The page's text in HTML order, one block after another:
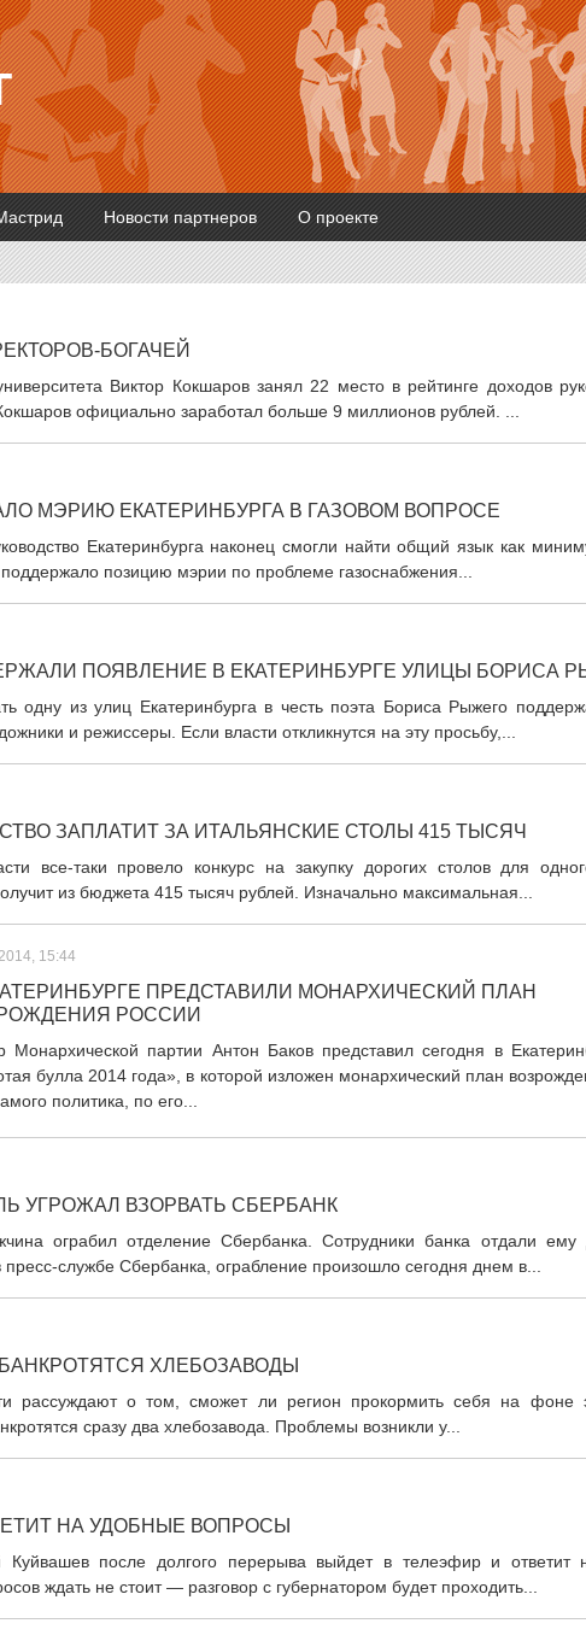
Новости партнеров О проекте
БОГАЧЕЙ
Виктор Кокшаров занял 22 место в рейтинге доходов
официально заработал больше 9 миллионов рублей. ...
МЭРИЮ ЕКАТЕРИНБУРГА В ГАЗОВОМ ВОПРОСЕ
Екатеринбурга наконец смогли найти общий язык как
позицию мэрии по проблеме газоснабжения...
ПОЯВЛЕНИЕ В ЕКАТЕРИНБУРГЕ УЛИЦЫ БОРИСА
одну из улиц Екатеринбурга в честь поэта Бориса Рыжего
и режиссеры. Если власти откликнутся на эту просьбу,...
ЗАПЛАТИТ ЗА ИТАЛЬЯНСКИЕ СТОЛЫ 415 ТЫСЯЧ
все-таки провело конкурс на закупку дорогих столов для
из бюджета 415 тысяч рублей. Изначально максимальная...
15:44
ПРЕДСТАВИЛИ МОНАРХИЧЕСКИЙ ПЛАН
РОССИИ
Монархической партии Антон Баков представил сегодня в
булла 2014 года», в которой изложен монархический план
политика, по его...
УГРОЖАЛ ВЗОРВАТЬ СБЕРБАНК
ограбил отделение Сбербанка. Сотрудники банка отдали ему
пресс-службе Сбербанка, ограбление произошло сегодня днем в...
ХЛЕБОЗАВОДЫ
рассуждают о том, сможет ли регион прокормить себя на фоне
сразу два хлебозавода. Проблемы возникли у...
НА УДОБНЫЕ ВОПРОСЫ
Куйвашев после долгого перерыва выйдет в телеэфир и ответит
ждать не стоит — разговор с губернатором будет проходить...